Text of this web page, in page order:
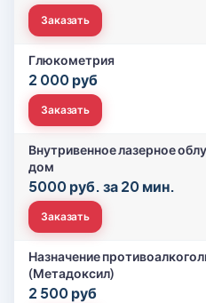
Заказать
Глюкометрия
2 000 руб
Заказать
Внутривенное лазерное
дом
5000 руб. за 20 мин.
Заказать
Назначение
(Метадоксил)
2 500 руб